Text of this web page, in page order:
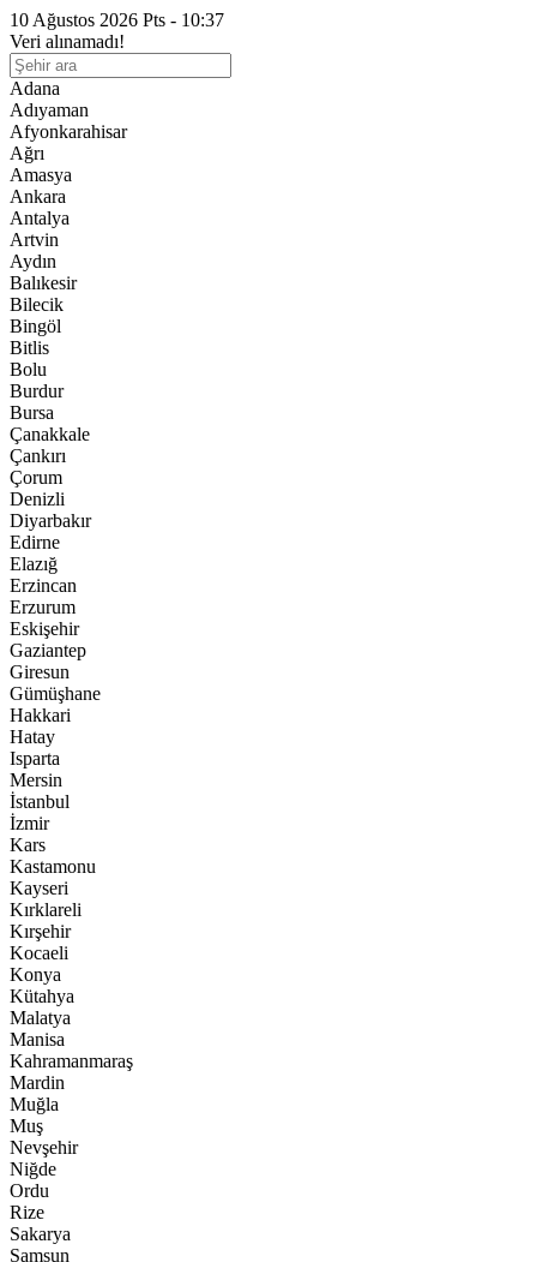
10 Ağustos 2026 Pts - 10:37
Veri alınamadı!
Adana
Adıyaman
Afyonkarahisar
Ağrı
Amasya
Ankara
Antalya
Artvin
Aydın
Balıkesir
Bilecik
Bingöl
Bitlis
Bolu
Burdur
Bursa
Çanakkale
Çankırı
Çorum
Denizli
Diyarbakır
Edirne
Elazığ
Erzincan
Erzurum
Eskişehir
Gaziantep
Giresun
Gümüşhane
Hakkari
Hatay
Isparta
Mersin
İstanbul
İzmir
Kars
Kastamonu
Kayseri
Kırklareli
Kırşehir
Kocaeli
Konya
Kütahya
Malatya
Manisa
Kahramanmaraş
Mardin
Muğla
Muş
Nevşehir
Niğde
Ordu
Rize
Sakarya
Samsun